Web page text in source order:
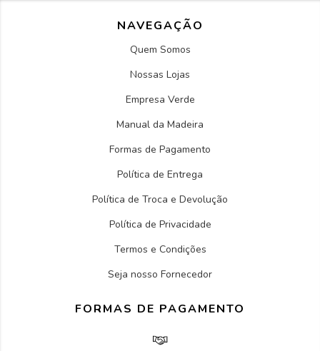
NAVEGAÇÃO
Quem Somos
Nossas Lojas
Empresa Verde
Manual da Madeira
Formas de Pagamento
Política de Entrega
Política de Troca e Devolução
Política de Privacidade
Termos e Condições
Seja nosso Fornecedor
FORMAS DE PAGAMENTO